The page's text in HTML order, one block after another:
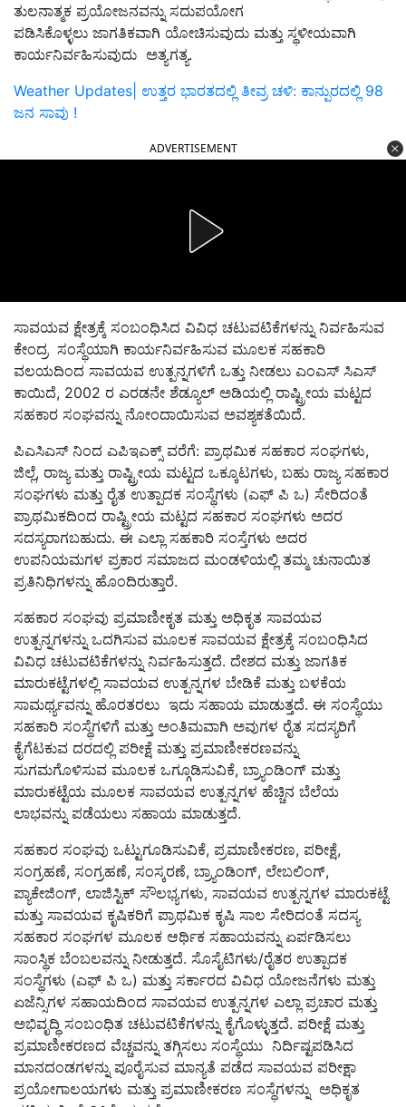
ತುಲನಾತ್ಮಕ ಪ್ರಯೋಜನವನ್ನು ಸದುಪಯೋಗ
ಪಡಿಸಿಕೊಳ್ಳಲು ಜಾಗತಿಕವಾಗಿ ಯೋಚಿಸುವುದು ಮತ್ತು ಸ್ಥಳೀಯವಾಗಿ
ಕಾರ್ಯನಿರ್ವಹಿಸುವುದು ಅತ್ಯಗತ್ಯ.
Weather Updates| ಉತ್ತರ ಭಾರತದಲ್ಲಿ ತೀವ್ರ ಚಳಿ: ಕಾನ್ಪುರದಲ್ಲಿ 98
ಜನ ಸಾವು !
ADVERTISEMENT
ಸಾವಯವ ಕ್ಷೇತ್ರಕ್ಕೆ ಸಂಬಂಧಿಸಿದ ವಿವಿಧ ಚಟುವಟಿಕೆಗಳನ್ನು ನಿರ್ವಹಿಸುವ
ಕೇಂದ್ರ ಸಂಸ್ಥೆಯಾಗಿ ಕಾರ್ಯನಿರ್ವಹಿಸುವ ಮೂಲಕ ಸಹಕಾರಿ
ವಲಯದಿಂದ ಸಾವಯವ ಉತ್ಪನ್ನಗಳಿಗೆ ಒತ್ತು ನೀಡಲು ಎಂಎಸ್ ಸಿಎಸ್
ಕಾಯಿದೆ, 2002 ರ ಎರಡನೇ ಶೆಡ್ಯೂಲ್ ಅಡಿಯಲ್ಲಿ ರಾಷ್ಟ್ರೀಯ ಮಟ್ಟದ
ಸಹಕಾರ ಸಂಘವನ್ನು ನೋಂದಾಯಿಸುವ ಅವಶ್ಯಕತೆಯಿದೆ.
ಪಿಎಸಿಎಸ್ ನಿಂದ ಎಪಿಇಎಕ್ಸ್ ವರೆಗೆ: ಪ್ರಾಥಮಿಕ ಸಹಕಾರ ಸಂಘಗಳು,
ಜಿಲ್ಲೆ, ರಾಜ್ಯ ಮತ್ತು ರಾಷ್ಟ್ರೀಯ ಮಟ್ಟದ ಒಕ್ಕೂಟಗಳು, ಬಹು ರಾಜ್ಯ ಸಹಕಾರ
ಸಂಘಗಳು ಮತ್ತು ರೈತ ಉತ್ಪಾದಕ ಸಂಸ್ಥೆಗಳು (ಎಫ್‌ ಪಿ ಒ) ಸೇರಿದಂತೆ
ಪ್ರಾಥಮಿಕದಿಂದ ರಾಷ್ಟ್ರೀಯ ಮಟ್ಟದ ಸಹಕಾರ ಸಂಘಗಳು ಅದರ
ಸದಸ್ಯರಾಗಬಹುದು. ಈ ಎಲ್ಲಾ ಸಹಕಾರಿ ಸಂಸ್ತೆಗಳು ಅದರ
ಉಪನಿಯಮಗಳ ಪ್ರಕಾರ ಸಮಾಜದ ಮಂಡಳಿಯಲ್ಲಿ ತಮ್ಮ ಚುನಾಯಿತ
ಪ್ರತಿನಿಧಿಗಳನ್ನು ಹೊಂದಿರುತ್ತಾರೆ.
ಸಹಕಾರ ಸಂಘವು ಪ್ರಮಾಣೀಕೃತ ಮತ್ತು ಅಧಿಕೃತ ಸಾವಯವ
ಉತ್ಪನ್ನಗಳನ್ನು ಒದಗಿಸುವ ಮೂಲಕ ಸಾವಯವ ಕ್ಷೇತ್ರಕ್ಕೆ ಸಂಬಂಧಿಸಿದ
ವಿವಿಧ ಚಟುವಟಿಕೆಗಳನ್ನು ನಿರ್ವಹಿಸುತ್ತದೆ. ದೇಶದ ಮತ್ತು ಜಾಗತಿಕ
ಮಾರುಕಟ್ಟೆಗಳಲ್ಲಿ ಸಾವಯವ ಉತ್ಪನ್ನಗಳ ಬೇಡಿಕೆ ಮತ್ತು ಬಳಕೆಯ
ಸಾಮರ್ಥ್ಯವನ್ನು ಹೊರತರಲು ಇದು ಸಹಾಯ ಮಾಡುತ್ತದೆ. ಈ ಸಂಸ್ಥೆಯು
ಸಹಕಾರಿ ಸಂಸ್ಥೆಗಳಿಗೆ ಮತ್ತು ಅಂತಿಮವಾಗಿ ಅವುಗಳ ರೈತ ಸದಸ್ಯರಿಗೆ
ಕೈಗೆಟಕುವ ದರದಲ್ಲಿ ಪರೀಕ್ಷೆ ಮತ್ತು ಪ್ರಮಾಣೀಕರಣವನ್ನು
ಸುಗಮಗೊಳಿಸುವ ಮೂಲಕ ಒಗ್ಗೂಡಿಸುವಿಕೆ, ಬ್ರ್ಯಾಂಡಿಂಗ್ ಮತ್ತು
ಮಾರುಕಟ್ಟೆಯ ಮೂಲಕ ಸಾವಯವ ಉತ್ಪನ್ನಗಳ ಹೆಚ್ಚಿನ ಬೆಲೆಯ
ಲಾಭವನ್ನು ಪಡೆಯಲು ಸಹಾಯ ಮಾಡುತ್ತದೆ.
ಸಹಕಾರ ಸಂಘವು ಒಟ್ಟುಗೂಡಿಸುವಿಕೆ, ಪ್ರಮಾಣೀಕರಣ, ಪರೀಕ್ಷೆ,
ಸಂಗ್ರಹಣೆ, ಸಂಗ್ರಹಣೆ, ಸಂಸ್ಕರಣೆ, ಬ್ರ್ಯಾಂಡಿಂಗ್, ಲೇಬಲಿಂಗ್,
ಪ್ಯಾಕೇಜಿಂಗ್, ಲಾಜಿಸ್ಟಿಕ್ ಸೌಲಭ್ಯಗಳು, ಸಾವಯವ ಉತ್ಪನ್ನಗಳ ಮಾರುಕಟ್ಟೆ
ಮತ್ತು ಸಾವಯವ ಕೃಷಿಕರಿಗೆ ಪ್ರಾಥಮಿಕ ಕೃಷಿ ಸಾಲ ಸೇರಿದಂತೆ ಸದಸ್ಯ
ಸಹಕಾರ ಸಂಘಗಳ ಮೂಲಕ ಆರ್ಥಿಕ ಸಹಾಯವನ್ನು ಏರ್ಪಡಿಸಲು
ಸಾಂಸ್ಥಿಕ ಬೆಂಬಲವನ್ನು ನೀಡುತ್ತದೆ. ಸೊಸೈಟಿಗಳು/ರೈತರ ಉತ್ಪಾದಕ
ಸಂಸ್ಥೆಗಳು (ಎಫ್‌ ಪಿ ಒ) ಮತ್ತು ಸರ್ಕಾರದ ವಿವಿಧ ಯೋಜನೆಗಳು ಮತ್ತು
ಏಜೆನ್ಸಿಗಳ ಸಹಾಯದಿಂದ ಸಾವಯವ ಉತ್ಪನ್ನಗಳ ಎಲ್ಲಾ ಪ್ರಚಾರ ಮತ್ತು
ಅಭಿವೃದ್ಧಿ ಸಂಬಂಧಿತ ಚಟುವಟಿಕೆಗಳನ್ನು ಕೈಗೊಳ್ಳುತ್ತದೆ. ಪರೀಕ್ಷೆ ಮತ್ತು
ಪ್ರಮಾಣೀಕರಣದ ವೆಚ್ಚವನ್ನು ತಗ್ಗಿಸಲು ಸಂಸ್ಥೆಯು ನಿರ್ದಿಷ್ಟಪಡಿಸಿದ
ಮಾನದಂಡಗಳನ್ನು ಪೂರೈಸುವ ಮಾನ್ಯತೆ ಪಡೆದ ಸಾವಯವ ಪರೀಕ್ಷಾ
ಪ್ರಯೋಗಾಲಯಗಳು ಮತ್ತು ಪ್ರಮಾಣೀಕರಣ ಸಂಸ್ಥೆಗಳನ್ನು ಅಧಿಕೃತ